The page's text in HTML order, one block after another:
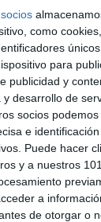
socios
como
para
publicidad y
desarrollo de
socios
e
Puede hacer
y a nuestros
a
de otorgar o
la
que el
interactivo,